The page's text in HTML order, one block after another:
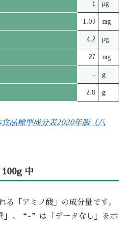
1 μg
1.03 mg
4.2 μg
27 mg
– g
2.8 g
品標準成分表2020年版（八
100g 中
る「アミノ酸」の成分量です。
、“-”は「データなし」を示